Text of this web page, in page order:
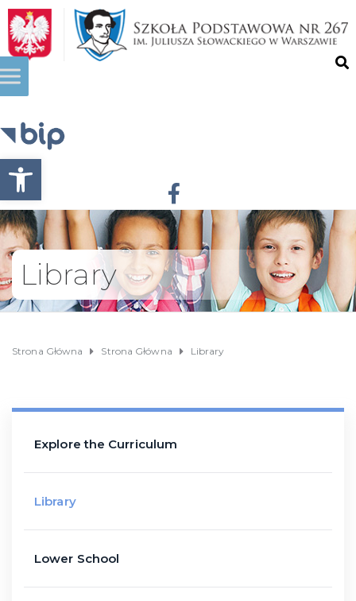
Otwórz pasek narzędzi
Library
Strona Główna Strona Główna Library
Explore the Curriculum
Library
Lower School